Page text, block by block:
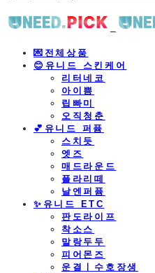
💌전체상품
😊유니드 스킨케어
리터네코
아이쁨
립빠미
오직청춘
💕유니드 퍼퓸
스치듯
엣즈
매드라운드
플라리떼
날엔퍼퓸
​✨유니드 ETC
판도라이프
착소스
말랑두두
피어몬즈
운결ㅣ수호장생